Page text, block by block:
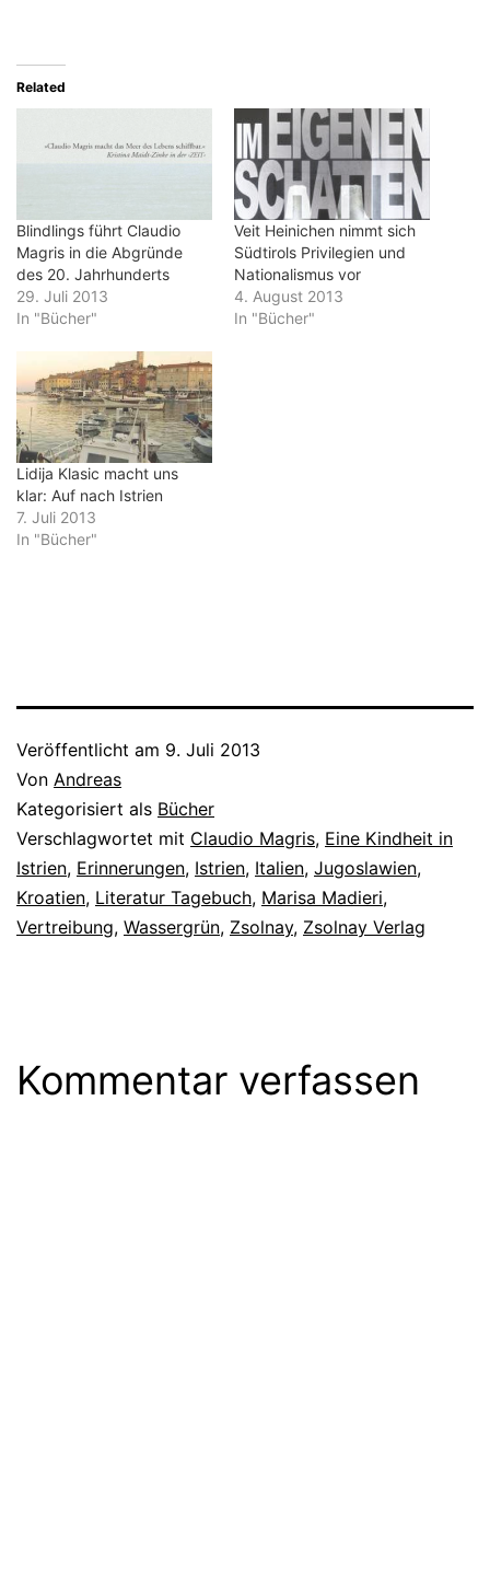
Related
Blindlings führt Claudio
Magris in die Abgründe
des 20. Jahrhunderts
29. Juli 2013
In "Bücher"
Veit Heinichen nimmt sich
Südtirols Privilegien und
Nationalismus vor
4. August 2013
In "Bücher"
Lidija Klasic macht uns
klar: Auf nach Istrien
7. Juli 2013
In "Bücher"
Veröffentlicht am 9. Juli 2013
Von Andreas
Kategorisiert als Bücher
Verschlagwortet mit Claudio Magris, Eine Kindheit in
Istrien, Erinnerungen, Istrien, Italien, Jugoslawien,
Kroatien, Literatur Tagebuch, Marisa Madieri,
Vertreibung, Wassergrün, Zsolnay, Zsolnay Verlag
Kommentar verfassen